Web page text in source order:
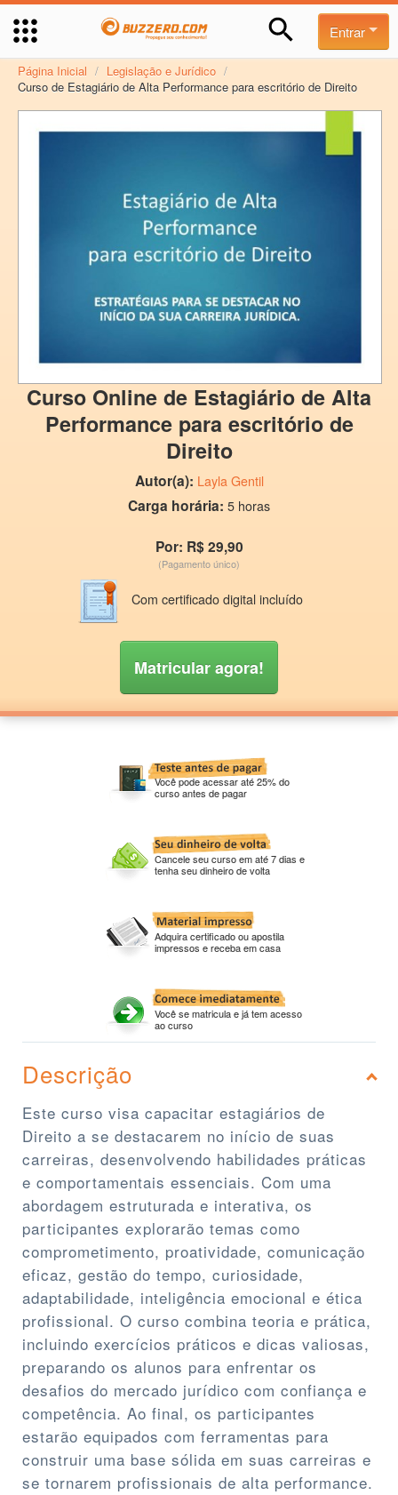
Entrar
Página Inicial / Legislação e Jurídico /
Curso de Estagiário de Alta Performance para escritório de Direito
Curso Online de Estagiário de Alta
Performance para escritório de
Direito
Autor(a): Layla Gentil
Carga horária: 5 horas
Por: R$ 29,90
(Pagamento único)
Com certificado digital incluído
Matricular agora!
Você pode acessar até 25% do
curso antes de pagar
Cancele seu curso em até 7 dias e
tenha seu dinheiro de volta
Adquira certificado ou apostila
impressos e receba em casa
Você se matricula e já tem acesso
ao curso
Descrição
Este curso visa capacitar estagiários de
Direito a se destacarem no início de suas
carreiras, desenvolvendo habilidades práticas
e comportamentais essenciais. Com uma
abordagem estruturada e interativa, os
participantes explorarão temas como
comprometimento, proatividade, comunicação
eficaz, gestão do tempo, curiosidade,
adaptabilidade, inteligência emocional e ética
profissional. O curso combina teoria e prática,
incluindo exercícios práticos e dicas valiosas,
preparando os alunos para enfrentar os
desafios do mercado jurídico com confiança e
competência. Ao final, os participantes
estarão equipados com ferramentas para
construir uma base sólida em suas carreiras e
se tornarem profissionais de alta performance.